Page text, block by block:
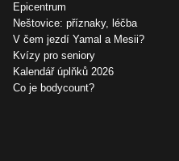
Epicentrum
Neštovice: příznaky, léčba
V čem jezdí Yamal a Mesii?
Kvízy pro seniory
Kalendář úplňků 2026
Co je bodycount?